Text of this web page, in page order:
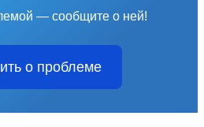
— сообщите о ней!
о проблеме